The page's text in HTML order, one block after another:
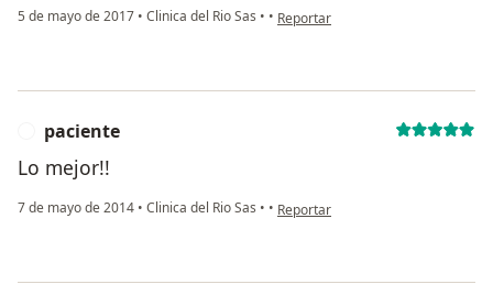
5 de mayo de 2017 • Clinica del Rio Sas • • en opinión del usuario anónimo
Reportar
paciente
Lo mejor!!
7 de mayo de 2014 • Clinica del Rio Sas • • en opinión del usuario paciente
Reportar